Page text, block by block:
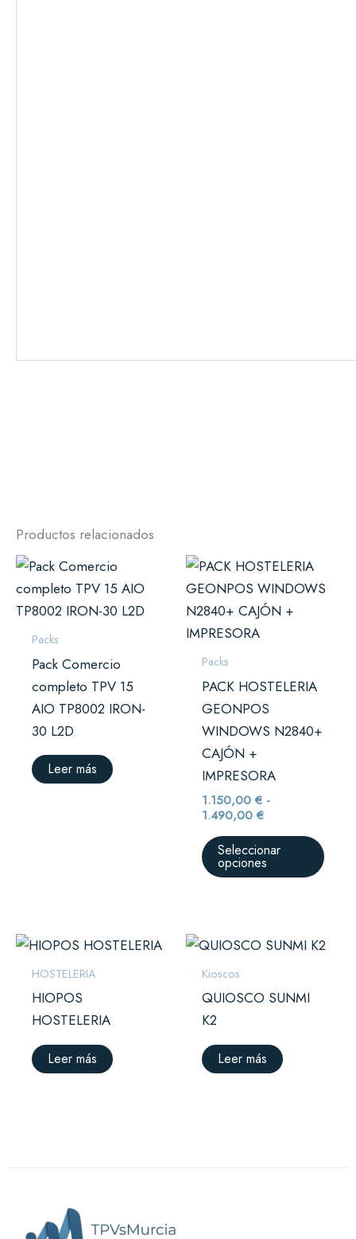
Productos relacionados
Packs
Pack Comercio
completo TPV 15
AIO TP8002 IRON-
30 L2D
Leer más
Packs
PACK HOSTELERIA
GEONPOS
WINDOWS N2840+
CAJÓN +
IMPRESORA
1.150,00€ -
1.490,00€
Rango
de
precios:
desde
1.150,00 €
Seleccionar
opciones
de
HOSTELERIA
HIOPOS
HOSTELERIA
Leer más
Kioscos
QUIOSCO SUNMI
K2
Leer más